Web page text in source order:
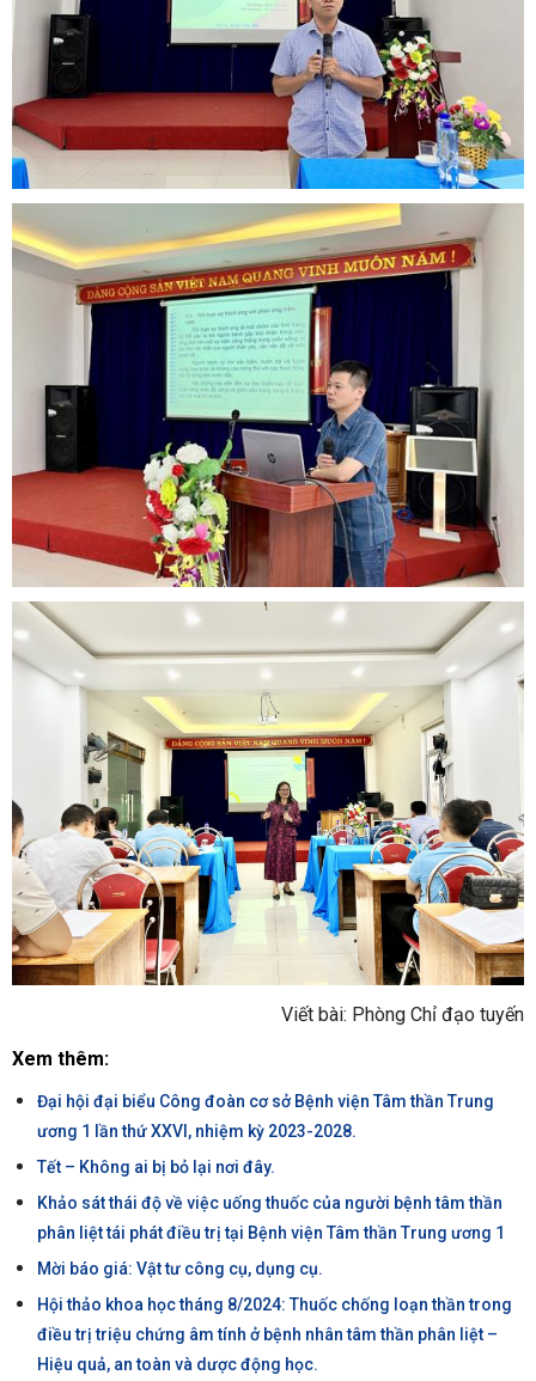
Viết bài: Phòng Chỉ đạo tuyến
Xem thêm:
Đại hội đại biểu Công đoàn cơ sở Bệnh viện Tâm thần Trung
ương 1 lần thứ XXVI, nhiệm kỳ 2023-2028.
Tết – Không ai bị bỏ lại nơi đây.
Khảo sát thái độ về việc uống thuốc của người bệnh tâm thần
phân liệt tái phát điều trị tại Bệnh viện Tâm thần Trung ương 1
Mời báo giá: Vật tư công cụ, dụng cụ.
Hội thảo khoa học tháng 8/2024: Thuốc chống loạn thần trong
điều trị triệu chứng âm tính ở bệnh nhân tâm thần phân liệt –
Hiệu quả, an toàn và dược động học.